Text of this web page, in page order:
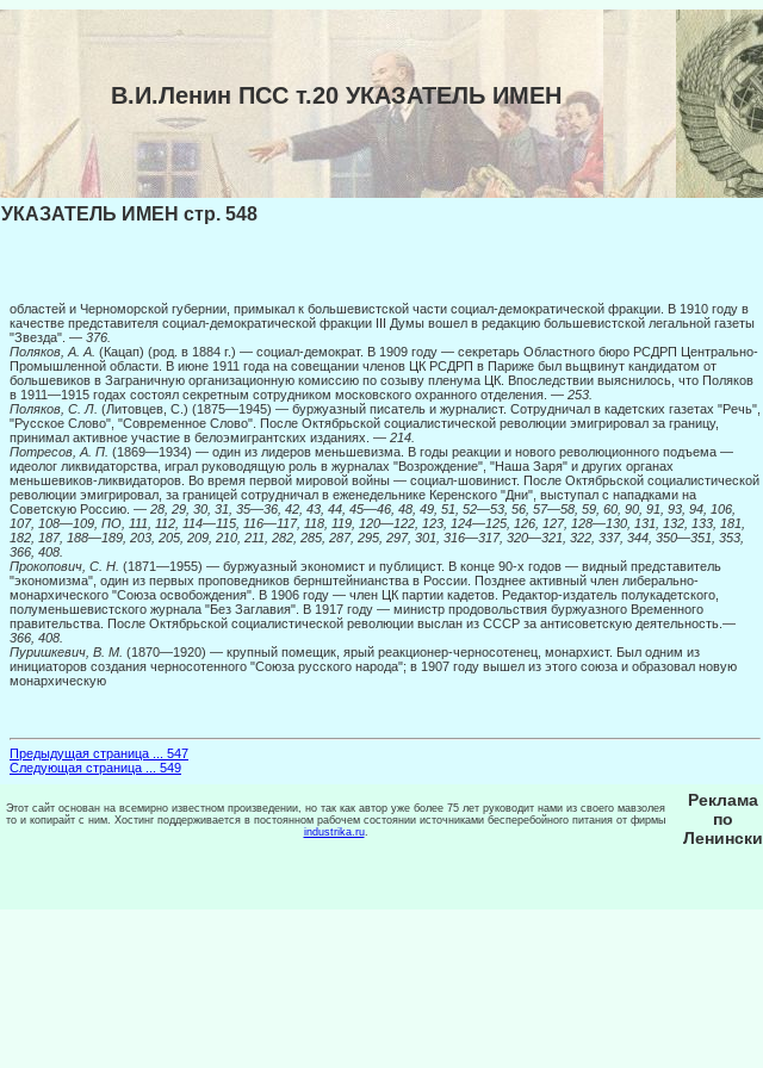
В.И.Ленин ПСС т.20 УКАЗАТЕЛЬ ИМЕН
УКАЗАТЕЛЬ ИМЕН стр. 548
областей и Черноморской губернии, примыкал к большевистской части социал-демократической фрак­ции. В 1910 году в
качестве представителя социал-демократической фракции III Думы вошел в редакцию большевистской легальной газеты
"Звезда". — 376.
Поляков, А. А. (Кацап) (род. в 1884 г.) — социал-демократ. В 1909 году — секретарь Областного бюро РСДРП Центрально-
Промышленной области. В июне 1911 года на совещании членов ЦК РСДРП в Па­риже был вьщвинут кандидатом от
большевиков в Заграничную организационную комиссию по созыву пленума ЦК. Впоследствии выяснилось, что Поляков
в 1911—1915 годах состоял секретным сотрудни­ком московского охранного отделения. — 253.
Поляков, С. Л. (Литовцев, С.) (1875—1945) — буржуазный писатель и журналист. Сотрудничал в ка­детских газетах "Речь",
"Русское Слово", "Современное Слово". После Октябрьской социалистической революции эмигрировал за границу,
принимал активное участие в белоэмигрантских изданиях. — 214.
Потресов, А. П. (1869—1934) — один из лидеров меньшевизма. В годы реакции и нового революци­онного подъема —
идеолог ликвидаторства, играл руководящую роль в журналах "Возрождение", "На­ша Заря" и других органах
меньшевиков-ликвидаторов. Во время первой мировой войны — социал-шовинист. После Октябрьской социалистической
революции эмигрировал, за границей сотрудничал в еженедельнике Керенского "Дни", выступал с нападками на
Советскую Россию. — 28, 29, 30, 31, 35—36, 42, 43, 44, 45—46, 48, 49, 51, 52—53, 56, 57—58, 59, 60, 90, 91, 93, 94, 106,
107, 108—109, ПО, 111, 112, 114—115, 116—117, 118, 119, 120—122, 123, 124—125, 126, 127, 128—130, 131, 132, 133, 181,
182, 187, 188—189, 203, 205, 209, 210, 211, 282, 285, 287, 295, 297, 301, 316—317, 320—321, 322, 337, 344, 350—351, 353,
366, 408.
Прокопович, С. Н. (1871—1955) — буржуазный экономист и публицист. В конце 90-х годов — вид­ный представитель
"экономизма", один из первых проповедников бернштейнианства в России. Позднее активный член либерально-
монархического "Союза освобождения". В 1906 году — член ЦК партии ка­детов. Редактор-издатель полукадетского,
полуменьшевистского журнала "Без Заглавия". В 1917 году — министр продовольствия буржуазного Временного
правительства. После Октябрьской социалистической революции выслан из СССР за антисоветскую деятельность.—
366, 408.
Пуришкевич, В. М. (1870—1920) — крупный помещик, ярый реакционер-черносотенец, монархист. Был одним из
инициаторов создания черносотенного "Союза русского народа"; в 1907 году вышел из этого союза и образовал новую
монархическую
Предыдущая страница ... 547
Следующая страница ... 549
Этот сайт основан на всемирно известном произведении, но так как автор уже более 75 лет руководит нами из своего мавзолея
то и копирайт с ним. Хостинг поддерживается в постоянном рабочем состоянии источниками бесперебойного питания от фирмы
industrika.ru.
Реклама
по
Ленински